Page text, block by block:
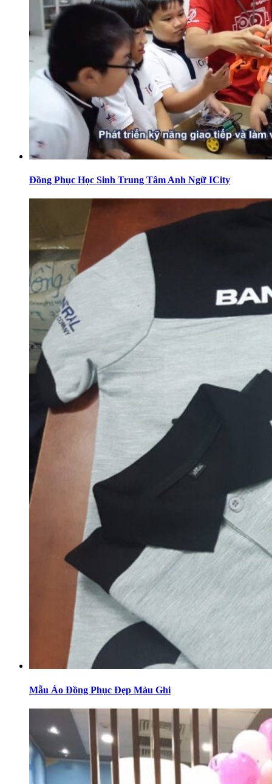
Đồng Phục Học Sinh Trung Tâm Anh Ngữ ICity
Mẫu Áo Đồng Phục Đẹp Màu Ghi